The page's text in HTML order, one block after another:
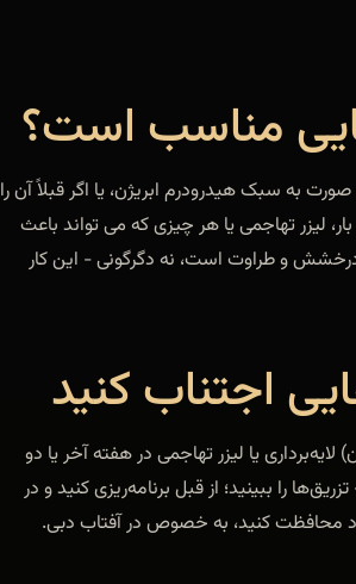
مناسب است؟
به سبک هیدرودرم ابریژن، یا اگر قبلاً آن را
لیزر تهاجمی یا هر چیزی که می تواند باعث
و طراوت است، نه دگرگونی - این کار
اجتناب کنید
یا لیزر تهاجمی در هفته آخر یا دو
را ببینید؛ از قبل برنامه‌ریزی کنید و در
محافظت کنید، به خصوص در آفتاب دبی.